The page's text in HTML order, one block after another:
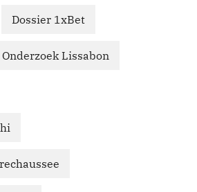
Dossier 1xBet
Onderzoek Lissabon